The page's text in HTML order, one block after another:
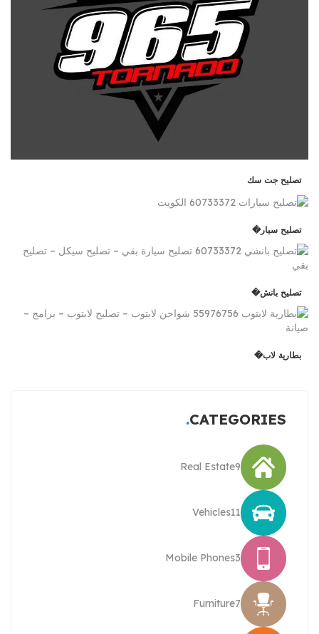
تصليح جت سك
تصليح سيار�
تصليح بانش�
بطارية لاب�
CATEGORIES
Real Estate9
Vehicles11
Mobile Phones3
Furniture7